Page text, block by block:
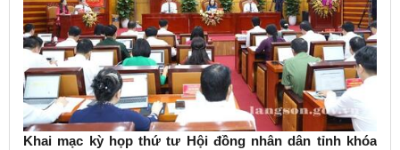
Khai mạc kỳ họp thứ tư Hội đồng nhân dân tỉnh khóa